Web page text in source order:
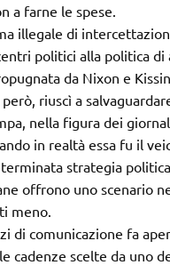
a farne le spese.
illegale di
politici alla politica
da Nixon e
riuscì a
nella figura dei
in realtà essa fu il
strategia politica.
offrono uno scenario
meno.
di comunicazione fa
cadenze scelte da uno